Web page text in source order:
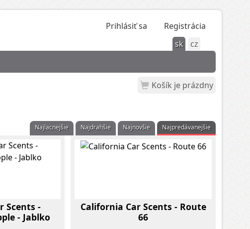
Prihlásiť sa
Registrácia
sk
cz
Košík je prázdny
Najlacnejšie Najdrahšie Najnovšie Najpredávanejšie
Scents -
- Jablko
California Car Scents - Route
66